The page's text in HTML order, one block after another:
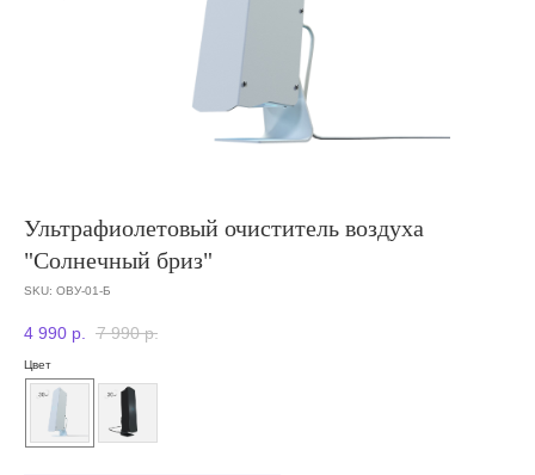
Ультрафиолетовый очиститель воздуха
"Солнечный бриз"
SKU: ОВУ-01-Б
4 990 р. 7 990 р.
Цвет